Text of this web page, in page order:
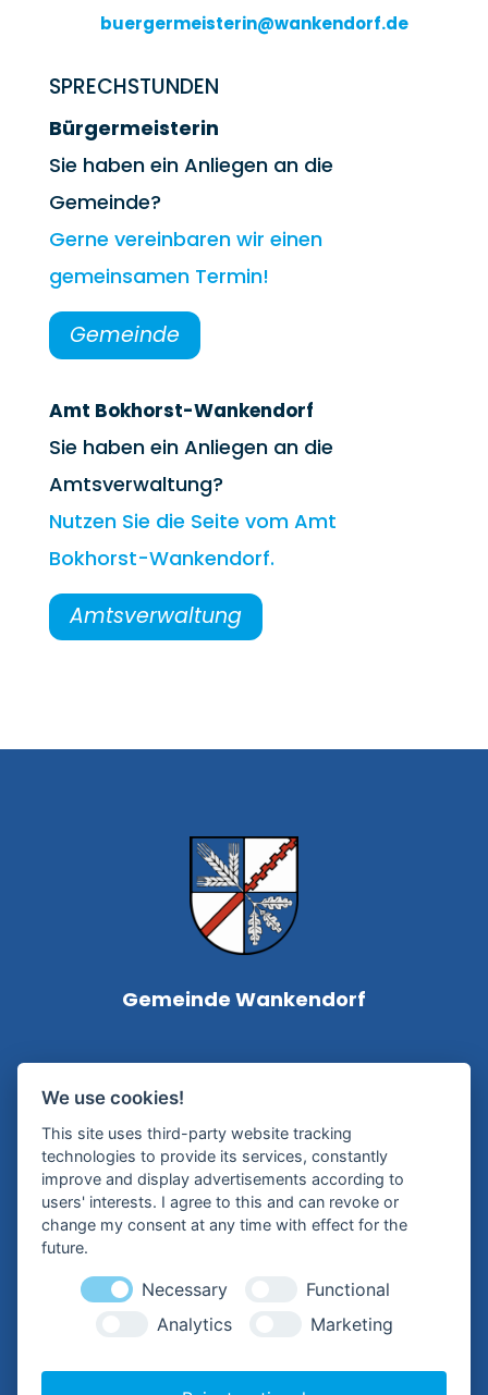
buergermeisterin@wankendorf.de
SPRECHSTUNDEN
Bürgermeisterin
Sie haben ein Anliegen an die
Gemeinde?
Gerne vereinbaren wir einen
gemeinsamen Termin!
Gemeinde
Amt Bokhorst-Wankendorf
Sie haben ein Anliegen an die
Amtsverwaltung?
Nutzen Sie die Seite vom Amt
Bokhorst-Wankendorf.
Amtsverwaltung
Gemeinde Wankendorf
Bürgermeisterin Silke Roßmann
Kampstraße 1
24601 Wankendorf
Tel.:+49 (0) 4326 – 99 79-0
Mail:
buergermeisterin@wankendorf.de
We use cookies!
This site uses third-party website tracking
technologies to provide its services, constantly
improve and display advertisements according to
users' interests. I agree to this and can revoke or
change my consent at any time with effect for the
future.
Necessary
Functional
Analytics
Marketing